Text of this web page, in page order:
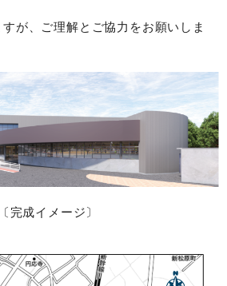
が、ご理解とご協力をお願いしま
〔完成イメージ〕